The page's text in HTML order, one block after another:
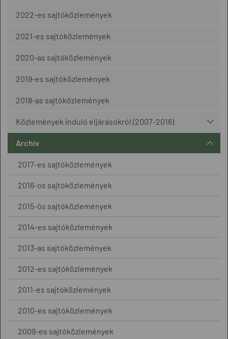
2022-es sajtóközlemények
2021-es sajtóközlemények
2020-as sajtóközlemények
2019-es sajtóközlemények
2018-as sajtóközlemények
Közlemények induló eljárásokról (2007-2016)
Archív
2017-es sajtóközlemények
2016-os sajtóközlemények
2015-ös sajtóközlemények
2014-es sajtóközlemények
2013-as sajtóközlemények
2012-es sajtóközlemények
2011-es sajtóközlemények
2010-es sajtóközlemények
2009-es sajtóközlemények